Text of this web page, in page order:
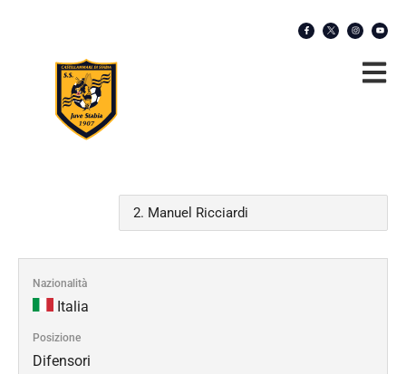
Nazionalità
Italia
Posizione
Difensori